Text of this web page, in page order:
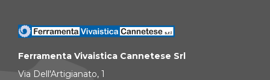
Ferramenta Vivaistica Cannetese Srl
Via Dell'Artigianato, 1